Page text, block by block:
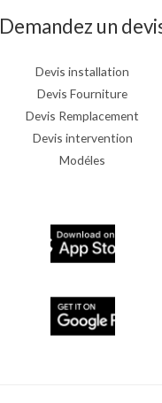
Demandez un
Devis installation
Devis Fourniture
Devis Remplacement
Devis intervention
Modéles